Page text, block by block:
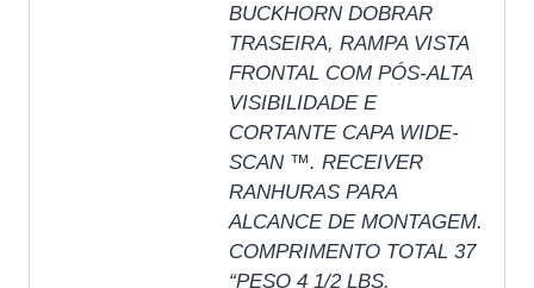
BUCKHORN DOBRAR
TRASEIRA, RAMPA VISTA
FRONTAL COM PÓS-ALTA
VISIBILIDADE E
CORTANTE CAPA WIDE-
SCAN ™. RECEIVER
RANHURAS PARA
ALCANCE DE MONTAGEM.
COMPRIMENTO TOTAL 37
“PESO 4 1/2 LBS.